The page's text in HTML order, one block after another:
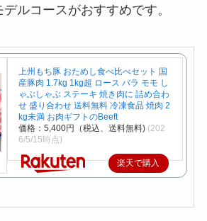
ルコースがおすすめです。
上州もち豚 おためし食べ比べセット 国
産豚肉 1.7kg 1kg超 ロース バラ モモ し
ゃぶしゃぶ ステーキ 焼き肉に 詰め合わ
せ 盛り合わせ 送料無料 冷凍食品 焼肉 2
kg未満 お肉ギフトのBeeft
価格：5,400円（税込、送料無料) (202
6/5/15時点)
楽天で購入